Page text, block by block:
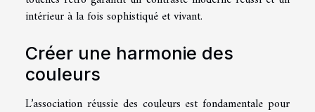
intérieur à la fois sophistiqué et vivant.
Créer une harmonie des
couleurs
L’association réussie des couleurs est fondamentale pour